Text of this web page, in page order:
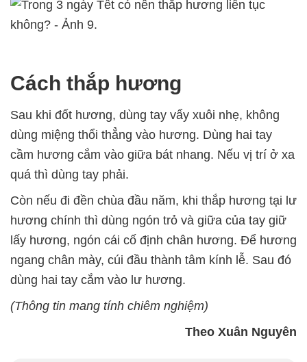
Cách thắp hương
Sau khi đốt hương, dùng tay vẩy xuôi nhẹ, không
dùng miệng thổi thẳng vào hương. Dùng hai tay
cầm hương cắm vào giữa bát nhang. Nếu vị trí ở xa
quá thì dùng tay phải.
Còn nếu đi đền chùa đầu năm, khi thắp hương tại lư
hương chính thì dùng ngón trỏ và giữa của tay giữ
lấy hương, ngón cái cố định chân hương. Để hương
ngang chân mày, cúi đầu thành tâm kính lễ. Sau đó
dùng hai tay cắm vào lư hương.
(Thông tin mang tính chiêm nghiệm)
Theo Xuân Nguyên